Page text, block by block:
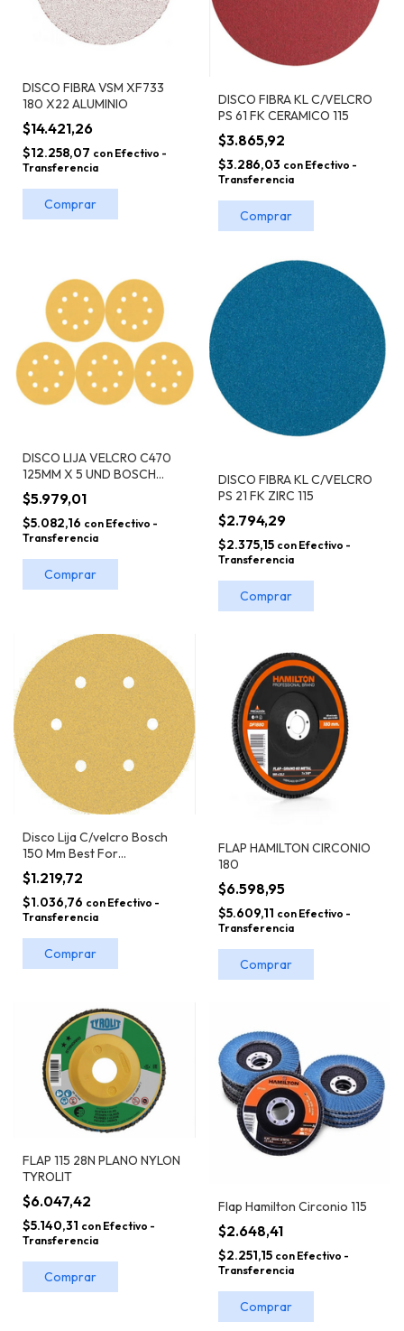
DISCO FIBRA VSM XF733
180 X22 ALUMINIO
$14.421,26
$12.258,07 con Efectivo -
Transferencia
Comprar
DISCO FIBRA KL C/VELCRO
PS 61 FK CERAMICO 115
$3.865,92
$3.286,03 con Efectivo -
Transferencia
Comprar
DISCO LIJA VELCRO C470
125MM X 5 UND BOSCH
EXPERT
$5.979,01
$5.082,16 con Efectivo -
Transferencia
Comprar
DISCO FIBRA KL C/VELCRO
PS 21 FK ZIRC 115
$2.794,29
$2.375,15 con Efectivo -
Transferencia
Comprar
Disco Lija C/velcro Bosch
150 Mm Best For
Wood+paint Unidad
$1.219,72
$1.036,76 con Efectivo -
Transferencia
Comprar
FLAP HAMILTON CIRCONIO
180
$6.598,95
$5.609,11 con Efectivo -
Transferencia
Comprar
FLAP 115 28N PLANO NYLON
TYROLIT
$6.047,42
$5.140,31 con Efectivo -
Transferencia
Comprar
Flap Hamilton Circonio 115
$2.648,41
$2.251,15 con Efectivo -
Transferencia
Comprar